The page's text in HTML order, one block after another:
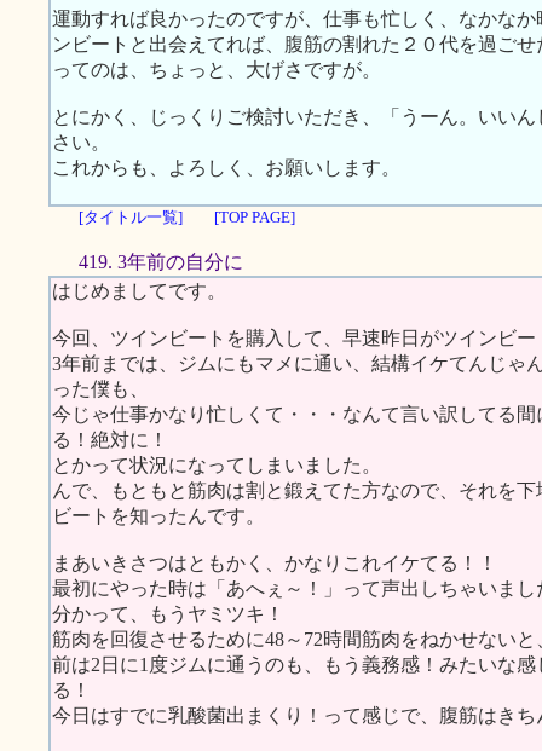
運動すれば良かったのですが、仕事も忙しく、なかな
ンビートと出会えてれば、腹筋の割れた２０代を過ご
ってのは、ちょっと、大げさですが。
とにかく、じっくりご検討いただき、「うーん。いい
さい。
これからも、よろしく、お願いします。
[タイトル一覧] [TOP PAGE]
419. 3年前の自分に
はじめましてです。
今回、ツインビートを購入して、早速昨日がツインビ
3年前までは、ジムにもマメに通い、結構イケてんじゃ
った僕も、
今じゃ仕事かなり忙しくて・・・なんて言い訳してる
る！絶対に！
とかって状況になってしまいました。
んで、もともと筋肉は割と鍛えてた方なので、それを
ビートを知ったんです。
まあいきさつはともかく、かなりこれイケてる！！
最初にやった時は「あへぇ～！」って声出しちゃいま
分かって、もうヤミツキ！
筋肉を回復させるために48～72時間筋肉をねかせない
前は2日に1度ジムに通うのも、もう義務感！みたいな
る！
今日はすでに乳酸菌出まくり！って感じで、腹筋はき